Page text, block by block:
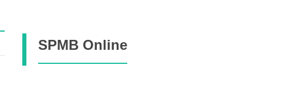
SPMB Online